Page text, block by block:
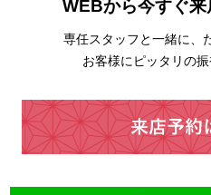
WEBから今すぐ来
専任スタッフと一緒に、
お客様にピッタリの振